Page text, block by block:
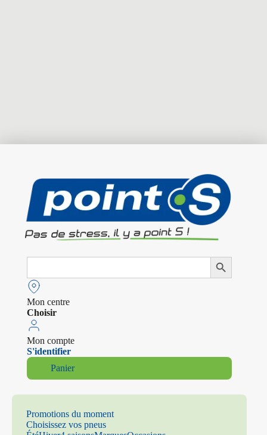
Search
Search Button
Mon centre
Choisir
Mon compte
S'identifier
Panier
Promotions du moment
Choisissez vos pneus